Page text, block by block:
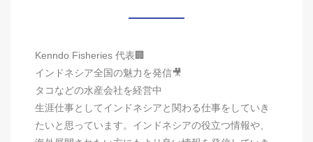
Kenndo Fisheries 代表🏢
インドネシア全国の魅力を発信🎥
タコなどの水産会社を経営中
生涯仕事としてインドネシアと関わる仕事をしていき
たいと思っています。インドネシアの役立つ情報や、